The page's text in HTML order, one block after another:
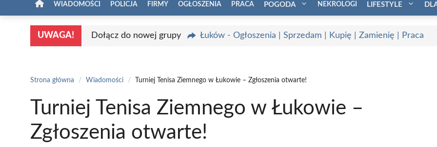
WIADOMOŚCI POLICJA FIRMY OGŁOSZENIA PRACA POGODA NEKROLOGI LIFESTYLE
UWAGA! Dołącz do nowej grupy Łuków - Ogłoszenia | Sprzedam | Kupię | Zamienię | Praca
Strona główna / Wiadomości / Turniej Tenisa Ziemnego w Łukowie – Zgłoszenia otwarte!
Turniej Tenisa Ziemnego w Łukowie –
Zgłoszenia otwarte!